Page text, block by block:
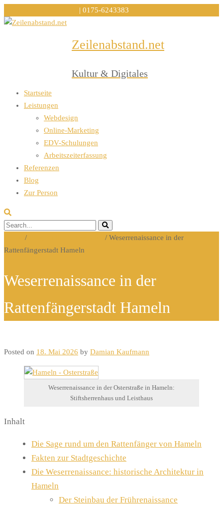
| 0175-6243383
Zeilenabstand.net
Kultur & Digitales
Startseite
Leistungen
Webdesign
Online-Marketing
EDV-Schulungen
Arbeitszeiterfassung
Referenzen
Blog
Zur Person
/ / Weserrenaissance in der
Rattenfängerstadt Hameln
Weserrenaissance in der
Rattenfängerstadt Hameln
Posted on 18. Mai 2026 by Damian Kaufmann
Weserrenaissance in der Osterstraße in Hameln:
Stiftsherrenhaus und Leisthaus
Inhalt
Die Sage rund um den Rattenfänger von Hameln
Fakten zur Stadtgeschichte
Die Weserrenaissance: historische Architektur in
Hameln
Der Steinbau der Frührenaissance